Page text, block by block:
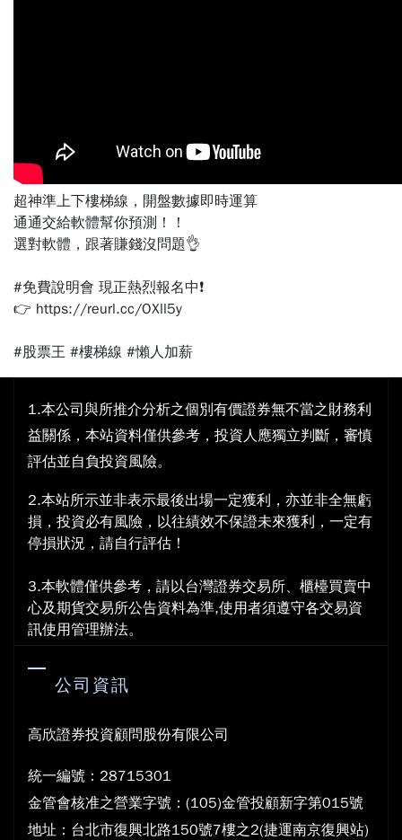
超神準上下樓梯線，開盤數據即時運算
通通交給軟體幫你預測！！
選對軟體，跟著賺錢沒問題👌
#免費說明會 現正熱烈報名中❗
👉 https://reurl.cc/OXll5y
#股票王 #樓梯線 #懶人加薪
1.本公司與所推介分析之個別有價證券無不當之財務利
益關係，本站資料僅供參考，投資人應獨立判斷，審慎
評估並自負投資風險。
2.本站所示並非表示最後出場一定獲利，亦並非全無虧
損，投資必有風險，以往績效不保證未來獲利，一定有
停損狀況，請自行評估！
3.本軟體僅供參考，請以台灣證券交易所、櫃檯買賣中
心及期貨交易所公告資料為準,使用者須遵守各交易資
訊使用管理辦法。
公司資訊
高欣證券投資顧問股份有限公司
統一編號：28715301
金管會核准之營業字號：(105)金管投顧新字第015號
地址：台北市復興北路150號7樓之2(捷運南京復興站)